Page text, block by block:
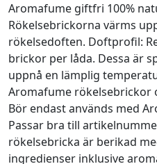
Aromafume giftfri 100%
Rökelsebrickorna värms
rökelsedoften. Doftprofil:
brickor per låda. Dessa är
uppnå en lämplig
Aromafume rökelsebrickor
Bör endast används med
Passar bra till
rökelsebricka är berikad
ingredienser inklusive